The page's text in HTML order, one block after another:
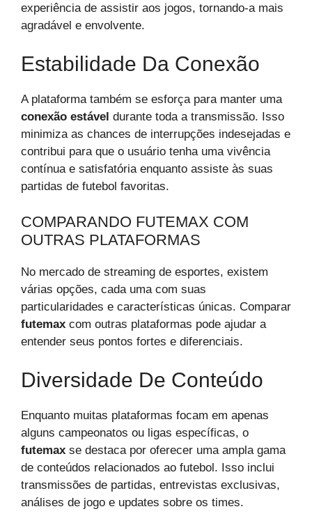
experiência de assistir aos jogos, tornando-a mais
agradável e envolvente.
Estabilidade Da Conexão
A plataforma também se esforça para manter uma
conexão estável durante toda a transmissão. Isso
minimiza as chances de interrupções indesejadas e
contribui para que o usuário tenha uma vivência
contínua e satisfatória enquanto assiste às suas
partidas de futebol favoritas.
COMPARANDO FUTEMAX COM
OUTRAS PLATAFORMAS
No mercado de streaming de esportes, existem
várias opções, cada uma com suas
particularidades e características únicas. Comparar
futemax com outras plataformas pode ajudar a
entender seus pontos fortes e diferenciais.
Diversidade De Conteúdo
Enquanto muitas plataformas focam em apenas
alguns campeonatos ou ligas específicas, o
futemax se destaca por oferecer uma ampla gama
de conteúdos relacionados ao futebol. Isso inclui
transmissões de partidas, entrevistas exclusivas,
análises de jogo e updates sobre os times.